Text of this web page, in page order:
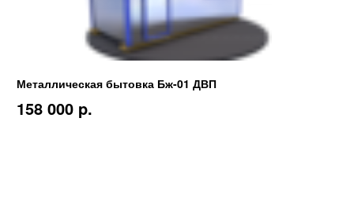
Металлическая бытовка Бж-01 ДВП
158 000 p.